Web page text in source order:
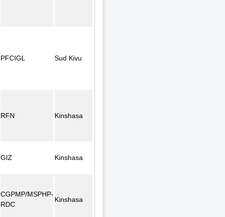
PFCIGL Sud Kivu
RFN Kinshasa
GIZ Kinshasa
CGPMP/MSPHP-
RDC
Kinshasa